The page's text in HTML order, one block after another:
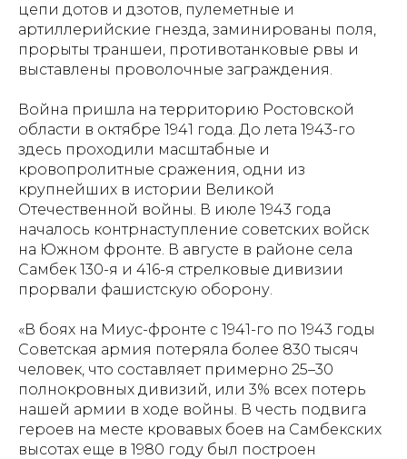
цепи дотов и дзотов, пулеметные и
артиллерийские гнезда, заминированы поля,
прорыты траншеи, противотанковые рвы и
выставлены проволочные заграждения.
Война пришла на территорию Ростовской
области в октябре 1941 года. До лета 1943-го
здесь проходили масштабные и
кровопролитные сражения, одни из
крупнейших в истории Великой
Отечественной войны. В июле 1943 года
началось контрнаступление советских войск
на Южном фронте. В августе в районе села
Самбек 130-я и 416-я стрелковые дивизии
прорвали фашистскую оборону.
«В боях на Миус-фронте с 1941-го по 1943 годы
Советская армия потеряла более 830 тысяч
человек, что составляет примерно 25–30
полнокровных дивизий, или 3% всех потерь
нашей армии в ходе войны. В честь подвига
героев на месте кровавых боев на Самбекских
высотах еще в 1980 году был построен